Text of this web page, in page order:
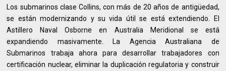
Los submarinos clase Collins, con más de 20 años de antigüedad,
se están modernizando y su vida útil se está extendiendo. El
Astillero Naval Osborne en Australia Meridional se está
expandiendo masivamente. La Agencia Australiana de
Submarinos trabaja ahora para desarrollar trabajadores con
certificación nuclear, eliminar la duplicación regulatoria y construir